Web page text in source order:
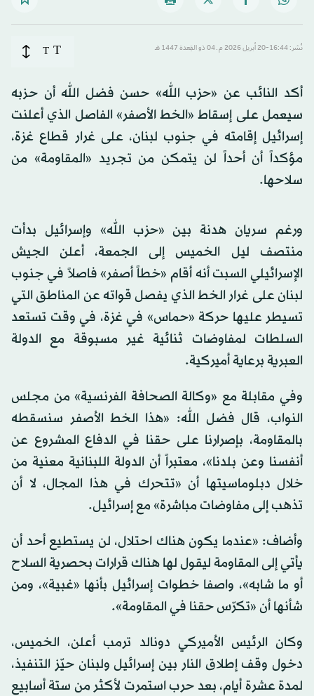
نُشر: 16:44-20 أبريل 2026 م ـ 04 ذو القِعدة 1447 هـ T
T
أكد النائب عن «حزب الله» حسن فضل الله أن حزبه
سيعمل على إسقاط «الخط الأصفر» الفاصل الذي أعلنت
إسرائيل إقامته في جنوب لبنان، على غرار قطاع غزة،
مؤكداً أن أحداً لن يتمكن من تجريد «المقاومة» من
سلاحها.
ورغم سريان هدنة بين «حزب الله» وإسرائيل بدأت
منتصف ليل الخميس إلى الجمعة، أعلن الجيش
الإسرائيلي السبت أنه أقام «خطاً أصفر» فاصلاً في جنوب
لبنان على غرار الخط الذي يفصل قواته عن المناطق التي
تسيطر عليها حركة «حماس» في غزة، في وقت تستعد
السلطات لمفاوضات ثنائية غير مسبوقة مع الدولة
العبرية برعاية أميركية.
وفي مقابلة مع «وكالة الصحافة الفرنسية» من مجلس
النواب، قال فضل الله: «هذا الخط الأصفر سنسقطه
بالمقاومة، بإصرارنا على حقنا في الدفاع المشروع عن
أنفسنا وعن بلدنا»، معتبراً أن الدولة اللبنانية معنية من
خلال دبلوماسيتها أن «تتحرك في هذا المجال، لا أن
تذهب إلى مفاوضات مباشرة» مع إسرائيل.
وأضاف: «عندما يكون هناك احتلال، لن يستطيع أحد أن
يأتي إلى المقاومة ليقول لها هناك قرارات بحصرية السلاح
أو ما شابه»، واصفا خطوات إسرائيل بأنها «غبية»، ومن
شأنها أن «تكرّس حقنا في المقاومة».
وكان الرئيس الأميركي دونالد ترمب أعلن، الخميس،
دخول وقف إطلاق النار بين إسرائيل ولبنان حيّز التنفيذ،
لمدة عشرة أيام، بعد حرب استمرت لأكثر من ستة أسابيع